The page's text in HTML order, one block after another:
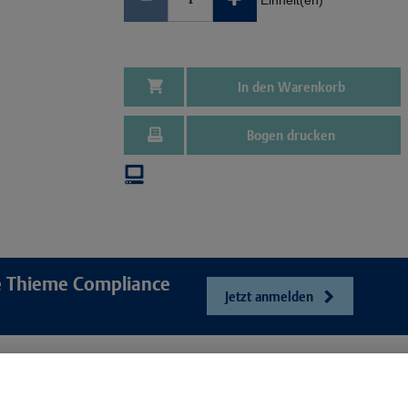
In den Warenkorb
Bogen drucken
Compliance
Jetzt anmelden